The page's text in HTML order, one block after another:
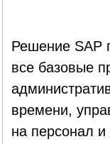
Решение SAP
все базовые
времени,
на персонал